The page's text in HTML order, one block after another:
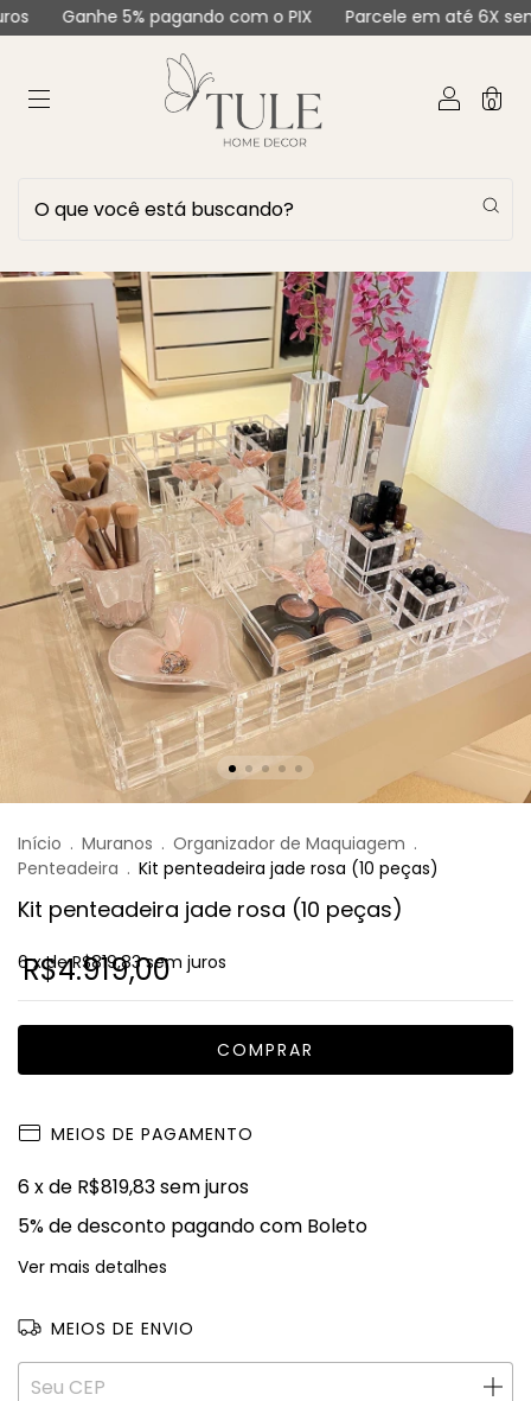
5% pagando com o PIX Parcele em até 6X sem juros
0
Início . Muranos . Organizador de Maquiagem .
Penteadeira . Kit penteadeira jade rosa (10 peças)
Kit penteadeira jade rosa (10 peças)
R$4.919,00
6 x deR$819,83 sem juros
MEIOS DE PAGAMENTO
6x de R$819,83sem juros
5% de desconto pagando com Boleto
Ver mais detalhes
MEIOS DE ENVIO
Entregas para o CEP:
ALTERAR CEP